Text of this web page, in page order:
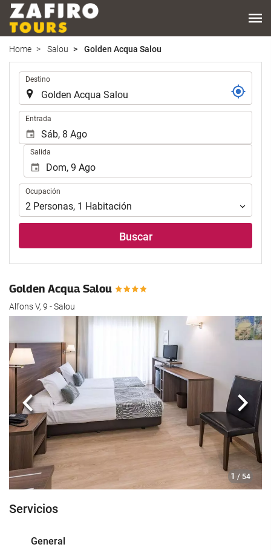
Home Salou Golden Acqua Salou
Destino
Entrada
Salida
Ocupación
Ocupación
2 Personas, 1 Habitación
Buscar
Golden Acqua Salou
Alfons V, 9 - Salou
1 / 54
Anterior
Servicios
General